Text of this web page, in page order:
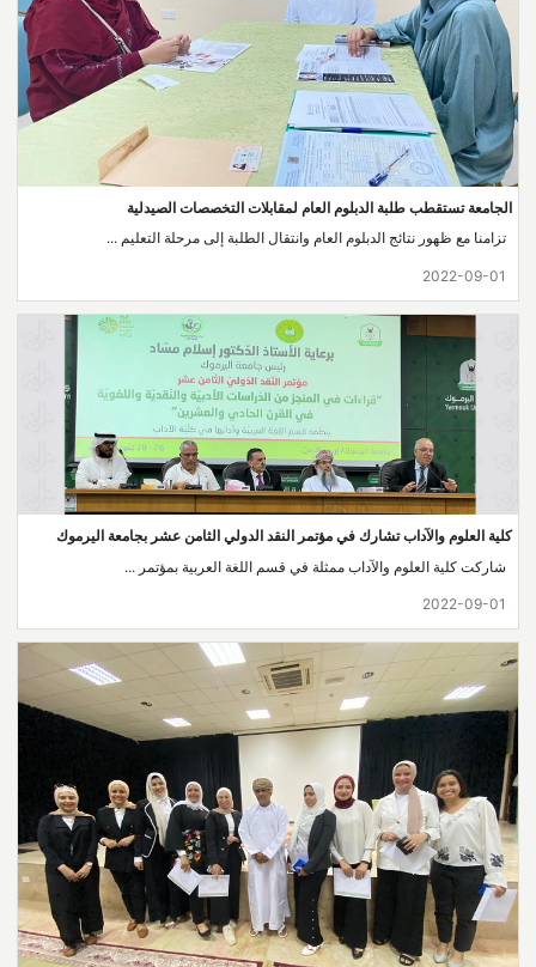
الجامعة تستقطب طلبة الدبلوم العام لمقابلات التخصصات الصيدلية
تزامنا مع ظهور نتائج الدبلوم العام وانتقال الطلبة إلى مرحلة التعليم ...
2022-09-01
كلية العلوم والآداب تشارك في مؤتمر النقد الدولي الثامن عشر بجامعة اليرموك
شاركت كلية العلوم والآداب ممثلة في قسم اللغة العربية بمؤتمر ...
2022-09-01